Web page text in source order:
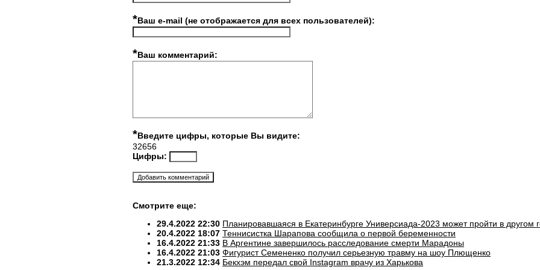
*Ваш e-mail (не отображается для всех пользователей):
*Ваш комментарий:
*Введите цифры, которые Вы видите:
32656
Цифры:
Смотрите еще:
29.4.2022 22:30 Планировавшаяся в Екатеринбурге Универсиада-2023 может пройти в другом
20.4.2022 18:07 Теннисистка Шарапова сообщила о первой беременности
16.4.2022 21:33 В Аргентине завершилось расследование смерти Марадоны
16.4.2022 21:03 Фигурист Семененко получил серьезную травму на шоу Плющенко
21.3.2022 12:34 Бекхэм передал свой Instagram врачу из Харькова